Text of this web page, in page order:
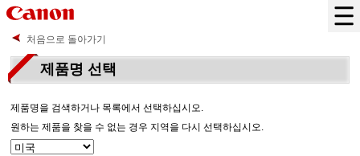
처음으로 돌아가기
제품명 선택
제품명을 검색하거나 목록에서 선택하십시오.
원하는 제품을 찾을 수 없는 경우 지역을 다시 선택하십시오.